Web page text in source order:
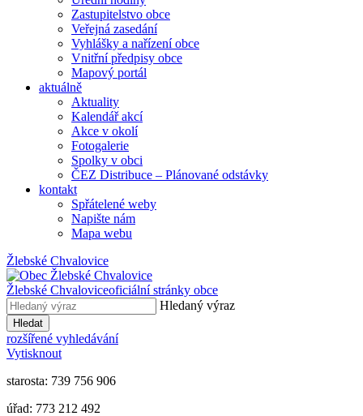
Zastupitelstvo obce
Veřejná zasedání
Vyhlášky a nařízení obce
Vnitřní předpisy obce
Mapový portál
aktuálně
Aktuality
Kalendář akcí
Akce v okolí
Fotogalerie
Spolky v obci
ČEZ Distribuce – Plánované odstávky
kontakt
Spřátelené weby
Napište nám
Mapa webu
Žlebské Chvalovice
Žlebské Chvaloviceoficiální stránky obce
Hledaný výraz
Hledat
rozšířené vyhledávání
Vytisknout
starosta: 739 756 906
úřad: 773 212 492